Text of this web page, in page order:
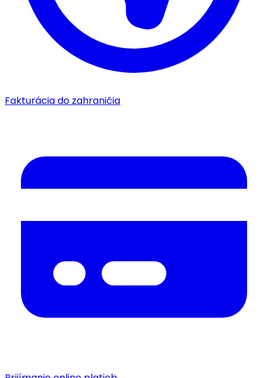
Fakturácia do zahraničia